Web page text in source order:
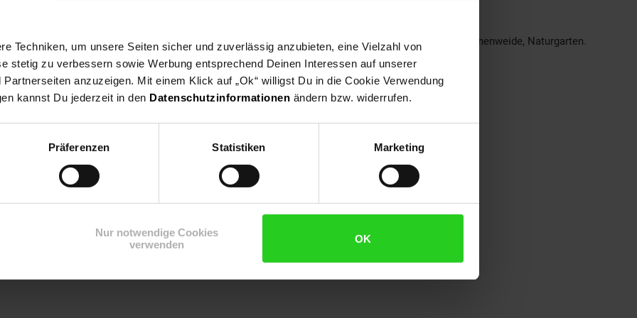
Techniken, um unsere Seiten sicher und zuverlässig anzubieten, eine Vielzahl von
stetig zu verbessern sowie Werbung entsprechend Deinen Interessen auf unserer
anzuzeigen. Mit einem Klick auf „Ok“ willigst Du in die Cookie Verwendung
kannst Du jederzeit in den Datenschutzinformationen ändern bzw. widerrufen.
Präferenzen Statistiken Marketing
Nur notwendige Cookies
verwenden
OK
Teichrand,Auf Balkon oder Terrasse,An Bachläufen,Teichrand, Staudenbeet, Schnittblume, Bienenweide, Naturgarten.